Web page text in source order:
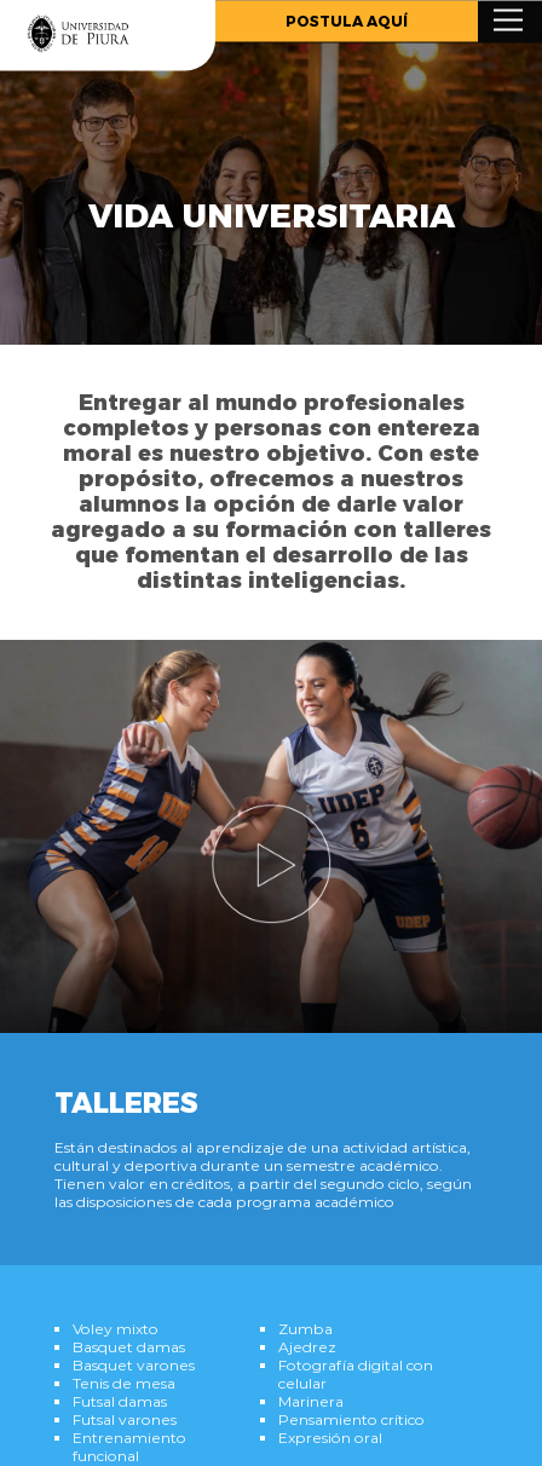
POSTULA AQUÍ
VIDA UNIVERSITARIA
Entregar al mundo profesionales
completos y personas con entereza
moral es nuestro objetivo. Con este
propósito, ofrecemos a nuestros
alumnos la opción de darle valor
agregado a su formación con talleres
que fomentan el desarrollo de las
distintas inteligencias.
TALLERES
Están destinados al aprendizaje de una actividad artística,
cultural y deportiva durante un semestre académico.
Tienen valor en créditos, a partir del segundo ciclo, según
las disposiciones de cada programa académico
Voley mixto
Basquet damas
Basquet varones
Tenis de mesa
Futsal damas
Futsal varones
Entrenamiento
funcional
Zumba
Ajedrez
Fotografía digital con
celular
Marinera
Pensamiento crítico
Expresión oral